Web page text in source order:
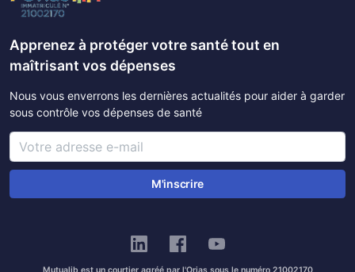
Apprenez à protéger votre santé tout en
maîtrisant vos dépenses
Nous vous enverrons les dernières actualités pour aider à garder
sous contrôle vos dépenses de santé
M'inscrire